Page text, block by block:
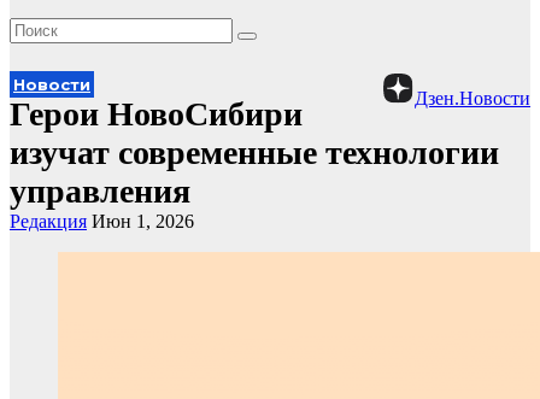
Дзен.Новости
Новости
Герои НовоСибири
изучат современные технологии
управления
Редакция Июн 1, 2026